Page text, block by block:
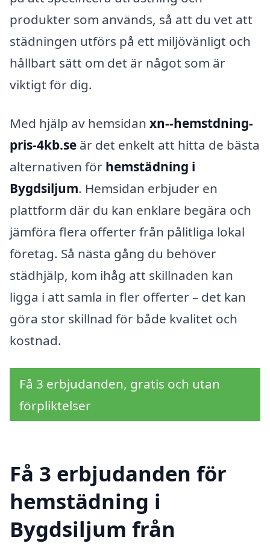
produkter som används, så att du vet att
städningen utförs på ett miljövänligt och
hållbart sätt om det är något som är
viktigt för dig.
Med hjälp av hemsidan xn--hemstdning-
pris-4kb.se är det enkelt att hitta de bästa
alternativen för hemstädning i
Bygdsiljum. Hemsidan erbjuder en
plattform där du kan enklare begära och
jämföra flera offerter från pålitliga lokal
företag. Så nästa gång du behöver
städhjälp, kom ihåg att skillnaden kan
ligga i att samla in fler offerter – det kan
göra stor skillnad för både kvalitet och
kostnad.
Få 3 erbjudanden, gratis och utan
förpliktelser
Få 3 erbjudanden för
hemstädning i
Bygdsiljum från